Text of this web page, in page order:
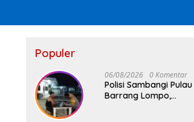
Populer
06/08/2026 0 Komentar
Polisi Sambangi Pulau
Barrang Lompo,